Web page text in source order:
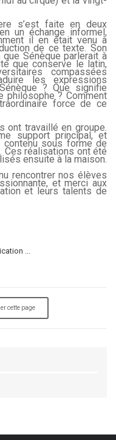
s’est faite en deux
un échange informel,
il en était venu à
de ce texte. Son
Sénèque parlerait à
que conserve le latin,
compassées
les expressions
? Que signifie
philosophe ? Comment
force de ce
ont travaillé en groupe.
support principal, et
sous forme de
Ces réalisations ont été
ensuite à la maison.
rencontrer nos élèves
et merci aux
et leurs talents de
...